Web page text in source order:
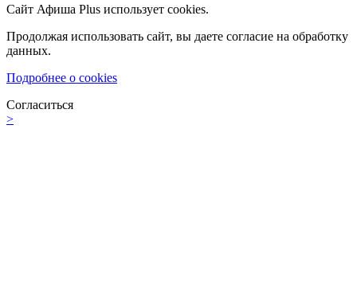
Сайт Афиша Plus использует cookies.
Продолжая использовать сайт, вы даете согласие на обработку
данных.
Подробнее о cookies
Согласиться
>